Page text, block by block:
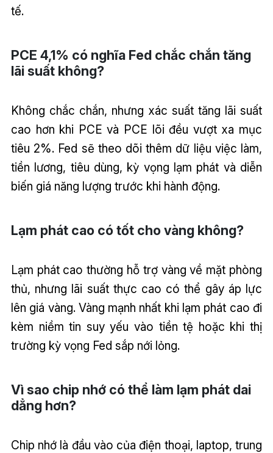
tế.
PCE 4,1% có nghĩa Fed chắc chắn tăng
lãi suất không?
Không chắc chắn, nhưng xác suất tăng lãi suất
cao hơn khi PCE và PCE lõi đều vượt xa mục
tiêu 2%. Fed sẽ theo dõi thêm dữ liệu việc làm,
tiền lương, tiêu dùng, kỳ vọng lạm phát và diễn
biến giá năng lượng trước khi hành động.
Lạm phát cao có tốt cho vàng không?
Lạm phát cao thường hỗ trợ vàng về mặt phòng
thủ, nhưng lãi suất thực cao có thể gây áp lực
lên giá vàng. Vàng mạnh nhất khi lạm phát cao đi
kèm niềm tin suy yếu vào tiền tệ hoặc khi thị
trường kỳ vọng Fed sắp nới lỏng.
Vì sao chip nhớ có thể làm lạm phát dai
dẳng hơn?
Chip nhớ là đầu vào của điện thoại, laptop, trung